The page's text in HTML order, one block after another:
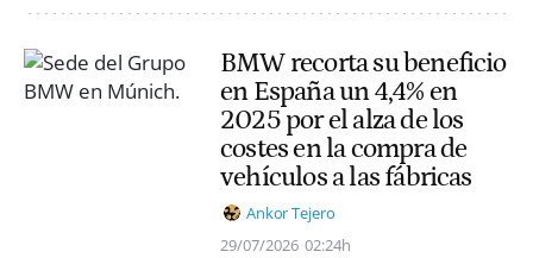
BMW recorta su beneficio
en España un 4,4% en
2025 por el alza de los
costes en la compra de
vehículos a las fábricas
Ankor Tejero
29/07/2026 02:24h